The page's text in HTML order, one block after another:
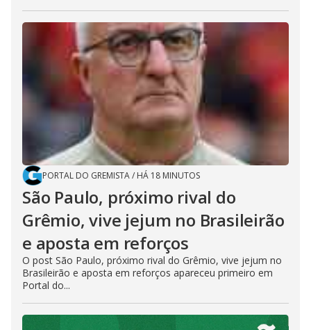
PORTAL DO GREMISTA/ HÁ 18 MINUTOS
São Paulo, próximo rival do
Grêmio, vive jejum no Brasileirão
e aposta em reforços
O post São Paulo, próximo rival do Grêmio, vive jejum no
Brasileirão e aposta em reforços apareceu primeiro em
Portal do...